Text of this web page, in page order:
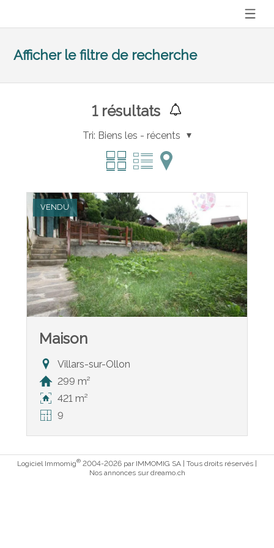
Afficher le filtre de recherche
1résultats
Tri: Biens les - récents
VENDU
Maison
Villars-sur-Ollon
299 m²
421 m²
9
Logiciel Immomig® 2004-2026 par IMMOMIG SA | Tous droits réservés |
Nos annonces surdreamo.ch